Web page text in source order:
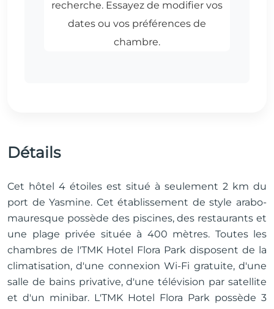
Détails
Cet hôtel 4 étoiles est situé à seulement 2 km du
port de Yasmine. Cet établissement de style arabo-
mauresque possède des piscines, des restaurants et
une plage privée située à 400 mètres. Toutes les
chambres de l'TMK Hotel Flora Park disposent de la
climatisation, d'une connexion Wi-Fi gratuite, d'une
salle de bains privative, d'une télévision par satellite
et d'un minibar. L'TMK Hotel Flora Park possède 3